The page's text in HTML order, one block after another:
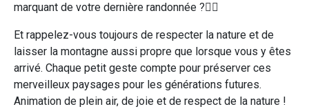
marquant de votre dernière randonnée ?🧗‍♀️
Et rappelez-vous toujours de respecter la nature et de
laisser la montagne aussi propre que lorsque vous y êtes
arrivé. Chaque petit geste compte pour préserver ces
merveilleux paysages pour les générations futures.
Animation de plein air, de joie et de respect de la nature !